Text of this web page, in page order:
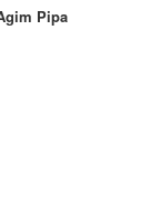
Pipa